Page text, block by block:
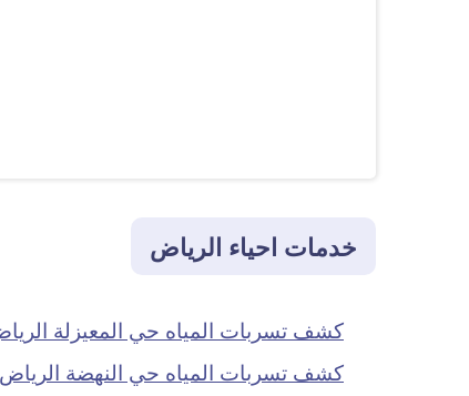
خدمات احياء الرياض
كشف تسربات المياه حي المعيزلة
كشف تسربات المياه حي النهضة الرياض